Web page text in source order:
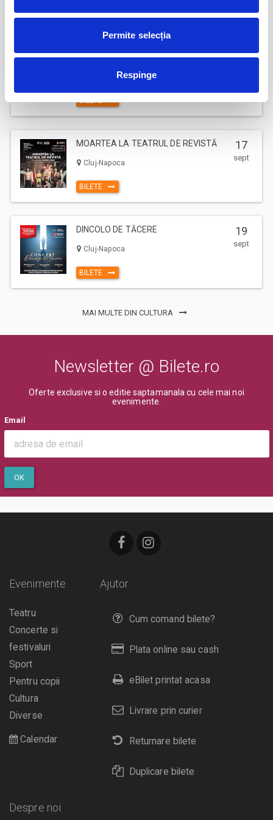
Permite selecția
Respinge
BILETE
Deschiderea Stagiunii - Filarmonica Pitesti
BILETE
17
MOARTEA LA TEATRUL DE REVISTĂ
Cluj-Napoca
BILETE
17
sept
DINCOLO DE TĂCERE
Cluj-Napoca
BILETE
19
sept
MAI MULTE DIN CULTURA
Newsletter @ Bilete.ro
Oferte exclusive si o editie saptamanala cu cele mai noi
evenimente.
Email
OK
Ajutor
Cum comand bilete?
Plata online sau cash
eBilet printat acasa
Livrare prin curier
Returnare bilete
Duplicare bilete
Evenimente
Teatru
Concerte si
festivaluri
Sport
Pentru copii
Cultura
Diverse
Calendar
Despre noi